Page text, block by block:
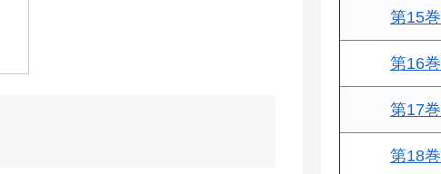
第15巻
第16巻
第17巻
第18巻